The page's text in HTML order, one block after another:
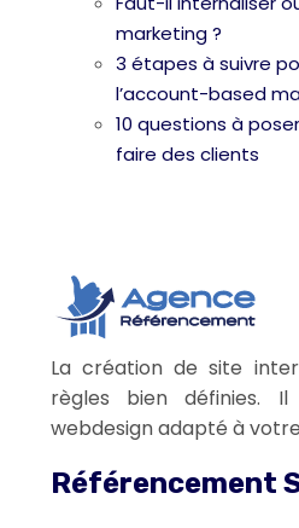
marketing ?
3 étapes à suivre
l’account-based
10 questions à
faire des clients
La création de site
règles bien définies.
webdesign adapté à
Référencement